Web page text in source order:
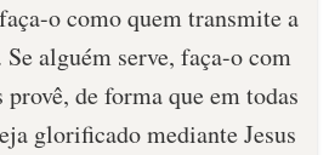
o como quem transmite a
alguém serve, faça-o com
provê, de forma que em todas
glorificado mediante Jesus